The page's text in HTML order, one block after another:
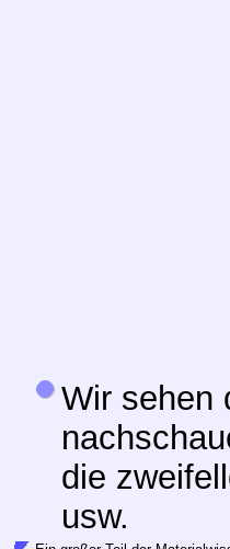
Wir sehen
die
usw.